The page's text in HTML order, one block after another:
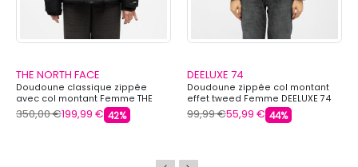
THE NORTH FACE
Doudoune classique zippée
avec col montant Femme THE
NORTH FACE
350,00 €199,99 € 42%
DEELUXE 74
Doudoune zippée col montant
effet tweed Femme DEELUXE 74
99,99 €55,99 € 44%